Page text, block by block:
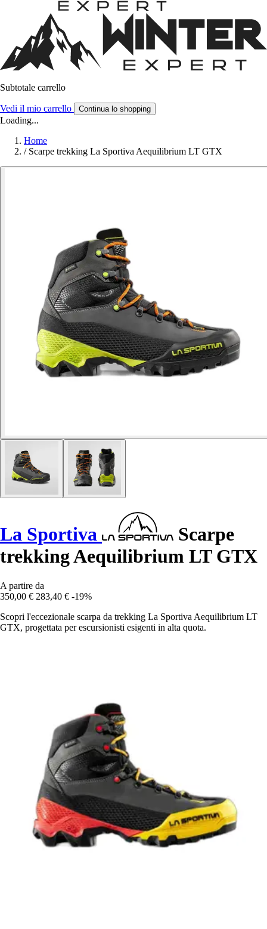
Subtotale carrello
Vedi il mio carrello Continua lo shopping
Loading...
Home
/ Scarpe trekking La Sportiva Aequilibrium LT GTX
La Sportiva
Scarpe
trekking Aequilibrium LT GTX
A partire da
350,00 € 283,40 € -19%
Scopri l'eccezionale scarpa da trekking La Sportiva Aequilibrium LT
GTX, progettata per escursionisti esigenti in alta quota.